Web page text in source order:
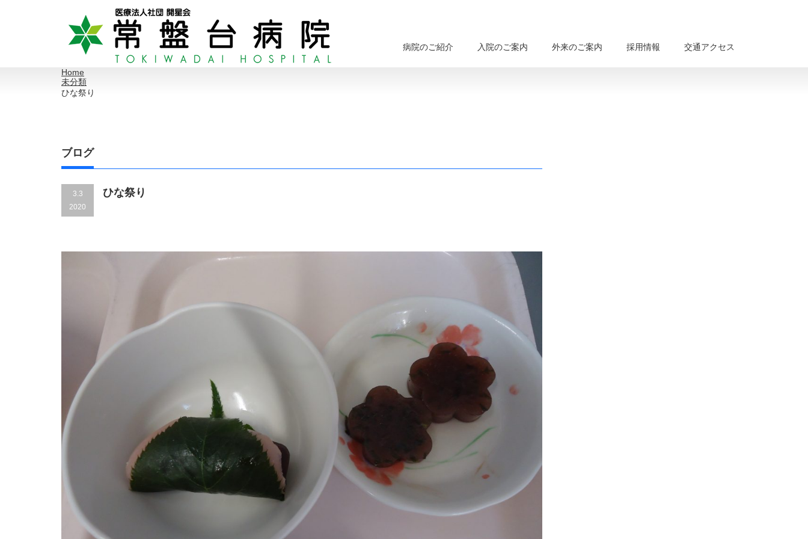
病院のご紹介 入院のご案内 外来のご案内 採用情報 交通アクセス
Home
未分類
ひな祭り
ブログ
3.3
2020
ひな祭り